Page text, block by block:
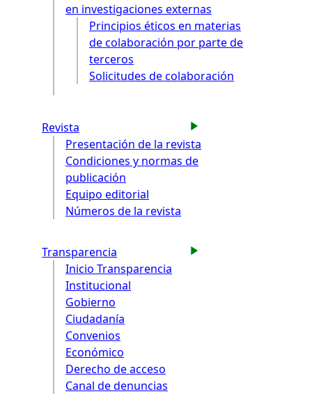
en investigaciones externas
Principios éticos en materias
de colaboración por parte de
terceros
Solicitudes de colaboración
Revista
Presentación de la revista
Condiciones y normas de
publicación
Equipo editorial
Números de la revista
Transparencia
Inicio Transparencia
Institucional
Gobierno
Ciudadanía
Convenios
Económico
Derecho de acceso
Canal de denuncias